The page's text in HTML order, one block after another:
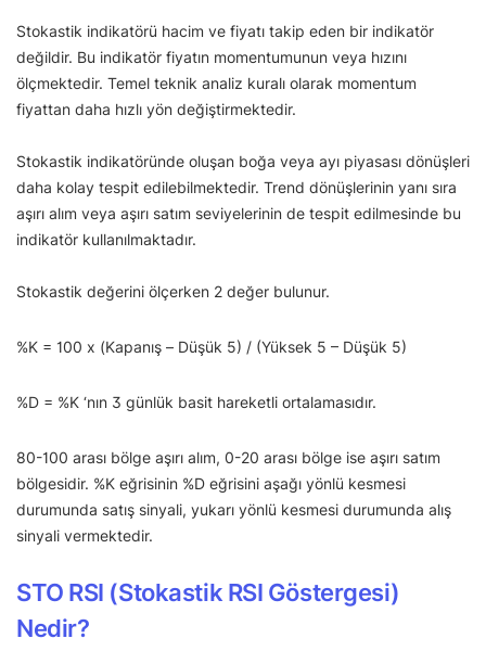
Stokastik indikatörü hacim ve fiyatı takip eden bir indikatör
değildir. Bu indikatör fiyatın momentumunun veya hızını
ölçmektedir. Temel teknik analiz kuralı olarak momentum
fiyattan daha hızlı yön değiştirmektedir.
Stokastik indikatöründe oluşan boğa veya ayı piyasası dönüşleri
daha kolay tespit edilebilmektedir. Trend dönüşlerinin yanı sıra
aşırı alım veya aşırı satım seviyelerinin de tespit edilmesinde bu
indikatör kullanılmaktadır.
Stokastik değerini ölçerken 2 değer bulunur.
%K = 100 x (Kapanış – Düşük 5) / (Yüksek 5 – Düşük 5)
%D = %K ‘nın 3 günlük basit hareketli ortalamasıdır.
80-100 arası bölge aşırı alım, 0-20 arası bölge ise aşırı satım
bölgesidir. %K eğrisinin %D eğrisini aşağı yönlü kesmesi
durumunda satış sinyali, yukarı yönlü kesmesi durumunda alış
sinyali vermektedir.
STO RSI (Stokastik RSI Göstergesi)
Nedir?